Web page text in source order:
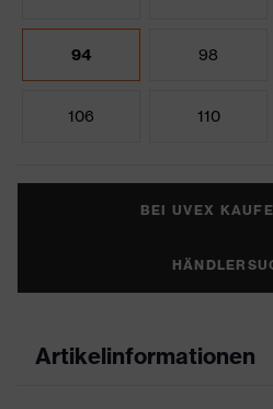
94 98
106 110
BEI UVEX
Artikelinformationen